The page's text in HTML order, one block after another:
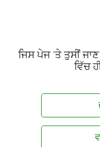
ਜਿਸ ਪੇਜ 'ਤੇ ਤੁਸੀਂ
ਵਿੱਚ